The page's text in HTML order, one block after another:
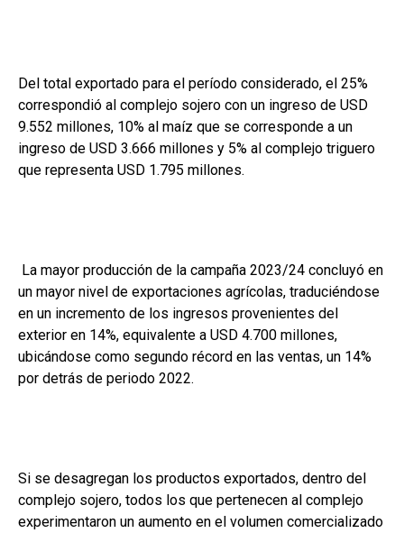
Del total exportado para el período considerado, el 25%
correspondió al complejo sojero con un ingreso de USD
9.552 millones, 10% al maíz que se corresponde a un
ingreso de USD 3.666 millones y 5% al complejo triguero
que representa USD 1.795 millones.
La mayor producción de la campaña 2023/24 concluyó en
un mayor nivel de exportaciones agrícolas, traduciéndose
en un incremento de los ingresos provenientes del
exterior en 14%, equivalente a USD 4.700 millones,
ubicándose como segundo récord en las ventas, un 14%
por detrás de periodo 2022.
Si se desagregan los productos exportados, dentro del
complejo sojero, todos los que pertenecen al complejo
experimentaron un aumento en el volumen comercializado